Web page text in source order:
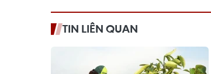
TIN LIÊN QUAN